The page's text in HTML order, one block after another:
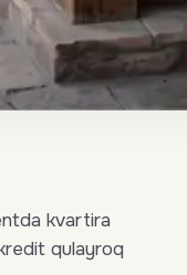
kvartira
qulayroq